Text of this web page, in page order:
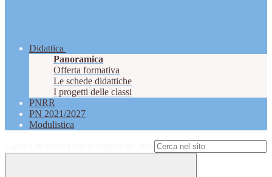
Didattica
Panoramica
Offerta formativa
Le schede didattiche
I progetti delle classi
PNRR
PN 2021/2027
Modulistica